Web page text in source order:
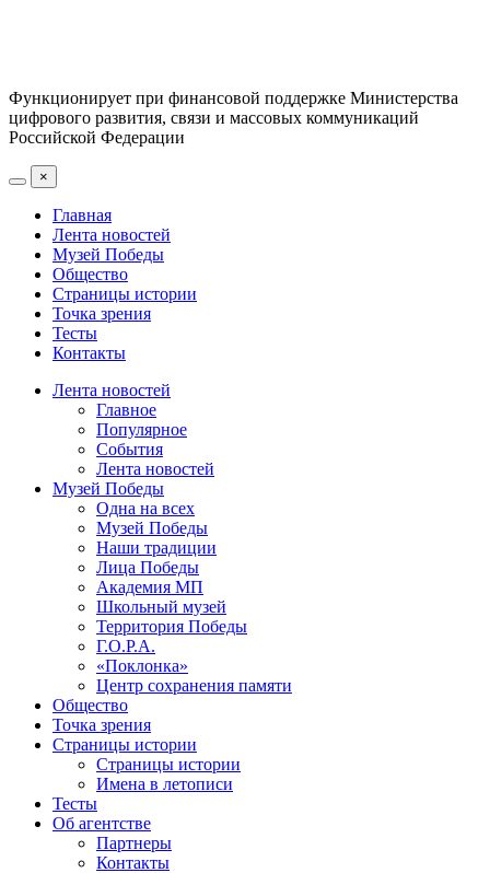
Функционирует при финансовой поддержке Министерства
цифрового развития, связи и массовых коммуникаций
Российской Федерации
×
Главная
Лента новостей
Музей Победы
Общество
Страницы истории
Точка зрения
Тесты
Контакты
Лента новостей
Главное
Популярное
События
Лента новостей
Музей Победы
Одна на всех
Музей Победы
Наши традиции
Лица Победы
Академия МП
Школьный музей
Территория Победы
Г.О.Р.А.
«Поклонка»
Центр сохранения памяти
Общество
Точка зрения
Страницы истории
Страницы истории
Имена в летописи
Тесты
Об агентстве
Партнеры
Контакты